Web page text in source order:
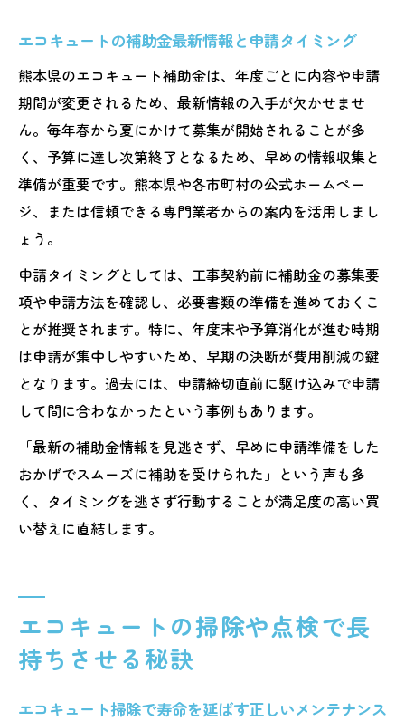
エコキュートの補助金最新情報と申請タイミング
熊本県のエコキュート補助金は、年度ごとに内容や申請
期間が変更されるため、最新情報の入手が欠かせませ
ん。毎年春から夏にかけて募集が開始されることが多
く、予算に達し次第終了となるため、早めの情報収集と
準備が重要です。熊本県や各市町村の公式ホームペー
ジ、または信頼できる専門業者からの案内を活用しまし
ょう。
申請タイミングとしては、工事契約前に補助金の募集要
項や申請方法を確認し、必要書類の準備を進めておくこ
とが推奨されます。特に、年度末や予算消化が進む時期
は申請が集中しやすいため、早期の決断が費用削減の鍵
となります。過去には、申請締切直前に駆け込みで申請
して間に合わなかったという事例もあります。
「最新の補助金情報を見逃さず、早めに申請準備をした
おかげでスムーズに補助を受けられた」という声も多
く、タイミングを逃さず行動することが満足度の高い買
い替えに直結します。
エコキュートの掃除や点検で長
持ちさせる秘訣
エコキュート掃除で寿命を延ばす正しいメンテナンス